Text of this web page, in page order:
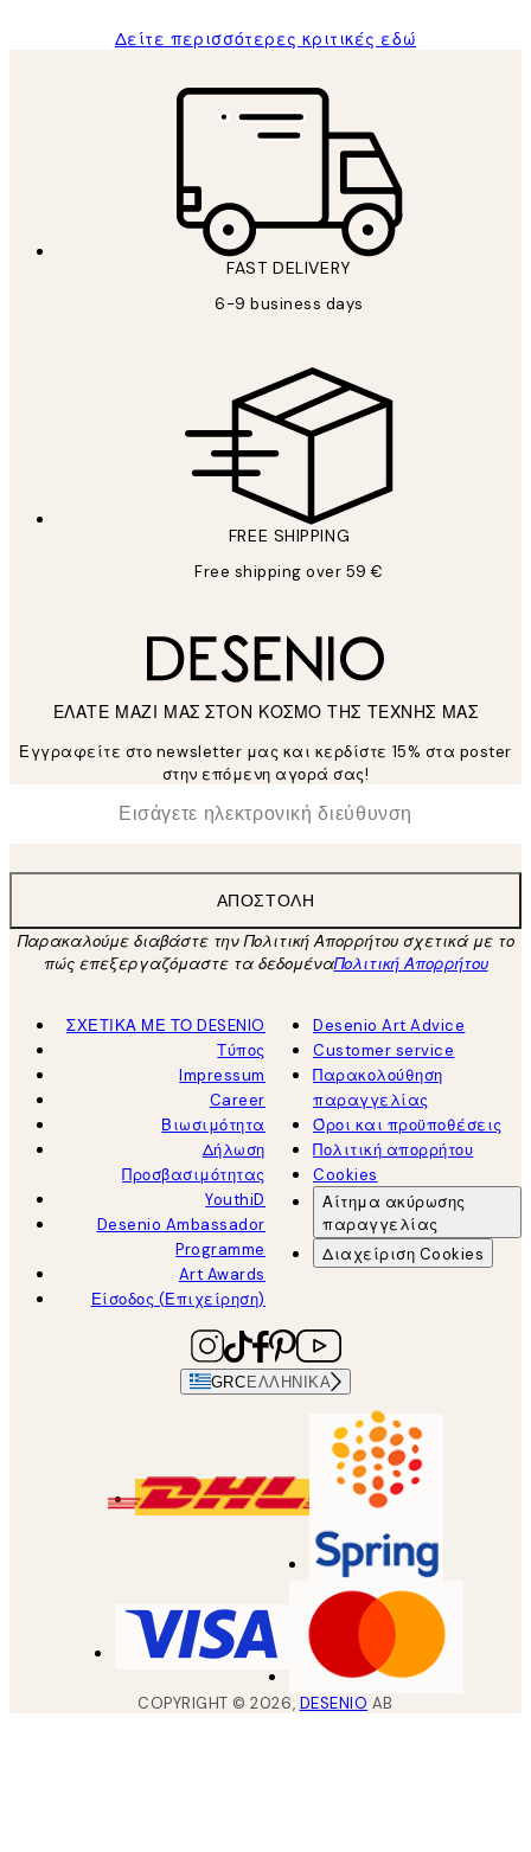
Δείτε περισσότερες κριτικές εδώ
FAST DELIVERY
6-9 business days
FREE SHIPPING
Free shipping over 59 €
ΕΛΑΤΕ ΜΑΖΙ ΜΑΣ ΣΤΟΝ ΚΟΣΜΟ ΤΗΣ ΤΕΧΝΗΣ ΜΑΣ
Εγγραφείτε στο newsletter μας και κερδίστε 15% στα poster
στην επόμενη αγορά σας!
Ηλεκτρονική Διεύθυνση
ΑΠΟΣΤΟΛΉ
Παρακαλούμε διαβάστε την Πολιτική Απορρήτου σχετικά με το
πώς επεξεργαζόμαστε τα δεδομέναΠολιτική Απορρήτου
ΣΧΕΤΙΚΑ ΜΕ ΤΟ DESENIO
Τύπος
Impressum
Career
Βιωσιμότητα
Δήλωση
Προσβασιμότητας
YouthiD
Desenio Ambassador
Programme
Art Awards
Είσοδος (Επιχείρηση)
Desenio Art Advice
Customer service
Παρακολούθηση
παραγγελίας
Όροι και προϋποθέσεις
Πολιτική απορρήτου
Cookies
Αίτημα ακύρωσης
παραγγελίας
Διαχείριση Cookies
GRCΕΛΛΗΝΙΚΆ
COPYRIGHT ©2026, DESENIO AB